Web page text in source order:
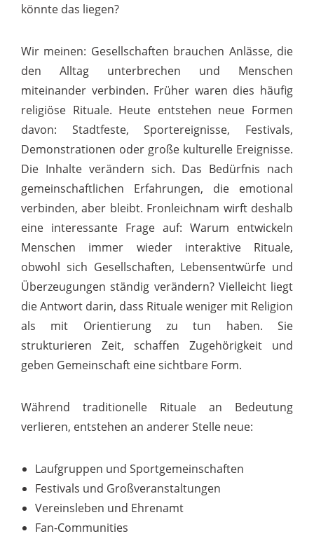
könnte das liegen?
Wir meinen: Gesellschaften brauchen Anlässe, die
den Alltag unterbrechen und Menschen
miteinander verbinden. Früher waren dies häufig
religiöse Rituale. Heute entstehen neue Formen
davon: Stadtfeste, Sportereignisse, Festivals,
Demonstrationen oder große kulturelle Ereignisse.
Die Inhalte verändern sich. Das Bedürfnis nach
gemeinschaftlichen Erfahrungen, die emotional
verbinden, aber bleibt. Fronleichnam wirft deshalb
eine interessante Frage auf: Warum entwickeln
Menschen immer wieder interaktive Rituale,
obwohl sich Gesellschaften, Lebensentwürfe und
Überzeugungen ständig verändern? Vielleicht liegt
die Antwort darin, dass Rituale weniger mit Religion
als mit Orientierung zu tun haben. Sie
strukturieren Zeit, schaffen Zugehörigkeit und
geben Gemeinschaft eine sichtbare Form.
Während traditionelle Rituale an Bedeutung
verlieren, entstehen an anderer Stelle neue:
Laufgruppen und Sportgemeinschaften
Festivals und Großveranstaltungen
Vereinsleben und Ehrenamt
Fan-Communities